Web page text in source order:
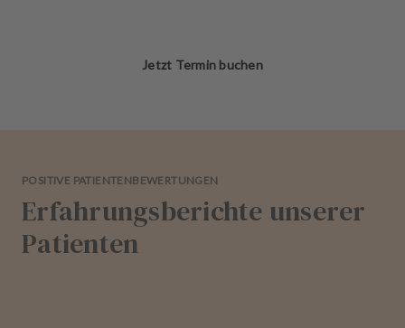
Jetzt Termin buchen
POSITIVE PATIENTENBEWERTUNGEN
Erfahrungsberichte unserer
Patienten